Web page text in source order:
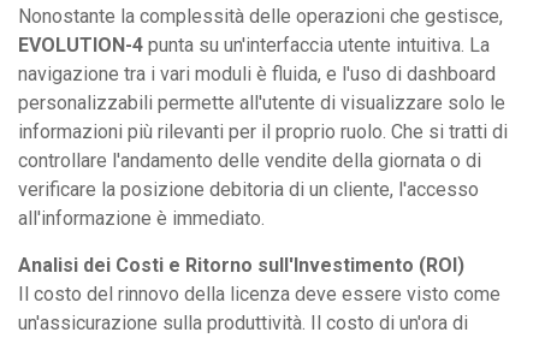
Nonostante la complessità delle operazioni che gestisce,
EVOLUTION-4 punta su un'interfaccia utente intuitiva. La
navigazione tra i vari moduli è fluida, e l'uso di dashboard
personalizzabili permette all'utente di visualizzare solo le
informazioni più rilevanti per il proprio ruolo. Che si tratti di
controllare l'andamento delle vendite della giornata o di
verificare la posizione debitoria di un cliente, l'accesso
all'informazione è immediato.
Analisi dei Costi e Ritorno sull'Investimento (ROI)
Il costo del rinnovo della licenza deve essere visto come
un'assicurazione sulla produttività. Il costo di un'ora di